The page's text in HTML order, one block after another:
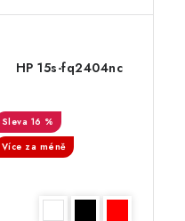
HP 15s-fq2404nc
16 %
Více za méně